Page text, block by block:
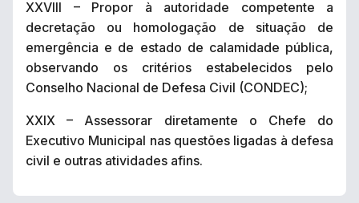
XXVIII – Propor à autoridade competente a
decretação ou homologação de situação de
emergência e de estado de calamidade pública,
observando os critérios estabelecidos pelo
Conselho Nacional de Defesa Civil (CONDEC);
XXIX – Assessorar diretamente o Chefe do
Executivo Municipal nas questões ligadas à defesa
civil e outras atividades afins.